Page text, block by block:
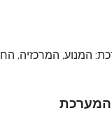
המנוע, המרכזיה,
המערכת